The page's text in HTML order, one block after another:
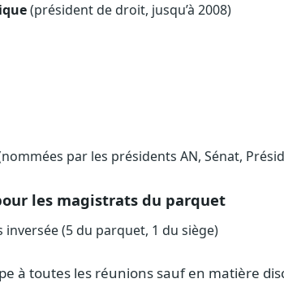
(président de droit, jusqu’à 2008)
par les présidents AN, Sénat,
les magistrats du parquet
(5 du parquet, 1 du siège)
à toutes les réunions sauf en matière